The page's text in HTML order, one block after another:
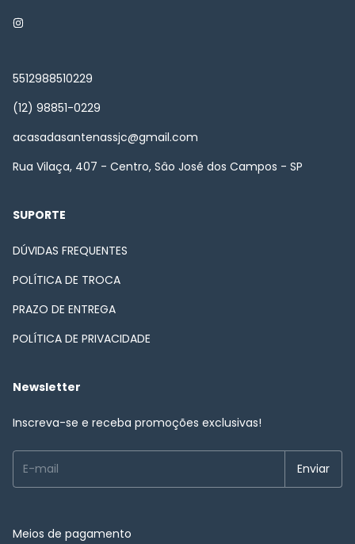
5512988510229
(12) 98851-0229
acasadasantenassjc@gmail.com
Rua Vilaça, 407 - Centro, Sâo José dos Campos - SP
SUPORTE
DÚVIDAS FREQUENTES
POLÍTICA DE TROCA
PRAZO DE ENTREGA
POLÍTICA DE PRIVACIDADE
Newsletter
Inscreva-se e receba promoções exclusivas!
Meios de pagamento